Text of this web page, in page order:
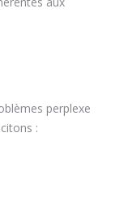
perplexe
: